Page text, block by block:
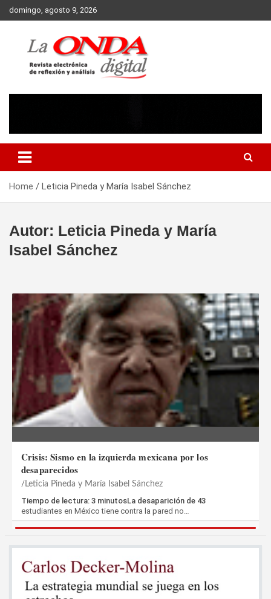
Skip
to
domingo, agosto 9, 2026
Home Leticia Pineda y María Isabel Sánchez
Autor: Leticia Pineda y María
Isabel Sánchez
Crisis: Sismo en la izquierda mexicana por los
desaparecidos
Leticia Pineda y María Isabel Sánchez
Tiempo de lectura: 3 minutosLa desaparición de 43
estudiantes en México tiene contra la pared no…